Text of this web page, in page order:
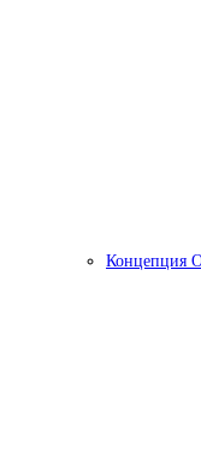
Концепция